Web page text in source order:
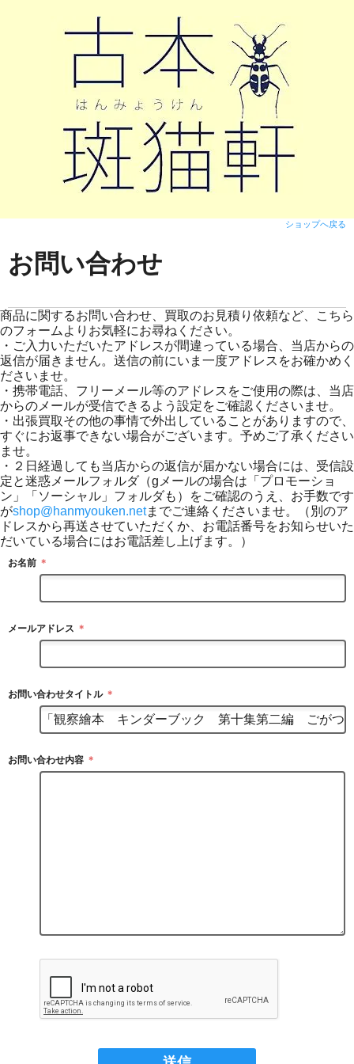
ショップへ戻る
お問い合わせ
商品に関するお問い合わせ、買取のお見積り依頼など、こちら
のフォームよりお気軽にお尋ねください。
・ご入力いただいたアドレスが間違っている場合、当店からの
返信が届きません。送信の前にいま一度アドレスをお確かめく
ださいませ。
・携帯電話、フリーメール等のアドレスをご使用の際は、当店
からのメールが受信できるよう設定をご確認くださいませ。
・出張買取その他の事情で外出していることがありますので、
すぐにお返事できない場合がございます。予めご了承ください
ませ。
・２日経過しても当店からの返信が届かない場合には、受信設
定と迷惑メールフォルダ（gメールの場合は「プロモーショ
ン」「ソーシャル」フォルダも）をご確認のうえ、お手数です
がshop@hanmyouken.netまでご連絡くださいませ。（別のア
ドレスから再送させていただくか、お電話番号をお知らせいた
だいている場合にはお電話差し上げます。）
お名前 ＊
メールアドレス ＊
お問い合わせタイトル ＊
お問い合わせ内容 ＊